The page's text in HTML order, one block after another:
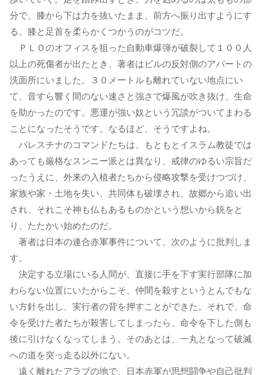
分で、膝から下は力を抜いたまま、前方へ振り出すようにす
る。膝と足首を柔らかくつかうのがコツだ。
ＰＬＯのオフィスを狙った自動車爆弾が破裂して１００人
以上の死傷者が出たとき、著者はビルの反対側のアパートの
洗面所にいました。３０メートルも離れていない地点にい
て、音すら響く間のない速さと強さで爆風が吹き抜け、生命
を助かったのです。悪運が強い奴という冗談がついてまわる
ことになったそうです。なるほど、そうですよね。
パレスチナのコマンドたちは、もともとイスラム教徒では
あっても厳格なスンニー派とは異なり、戒律のゆるい宗旨だ
ったうえに、外来の入植者たちから侵略攻撃を受けつづけ、
家族や家・土地を失い、共同体も破壊され、故郷から追い出
され、それこそ神も仏もあるものかという想いから銃をと
り、たたかい始めたのだ。
著者は日本の連合赤軍事件について、次のように批判しま
す。
決定する立場にいる人間が、直接に手を下す実行部隊に加
わらない位置にいたからこそ、仲間を殺すというとんでもな
い方針を出し、実行者の背を押すことができた。それで、命
令を受けた者たちが殺害してしまったら、命令を下した側も
後に引けなくなってしまう。そのあとは、一丸となって破滅
への道を突っ走る以外にない。
遠く離れたアラブの地で、日本赤軍が思想闘争や自己批判